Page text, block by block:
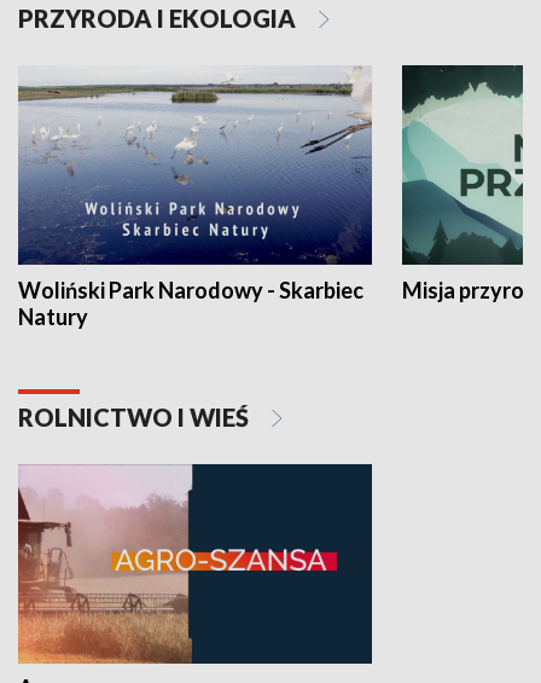
PRZYRODA I EKOLOGIA
Woliński Park Narodowy - Skarbiec
Natury
Misja
ROLNICTWO I WIEŚ